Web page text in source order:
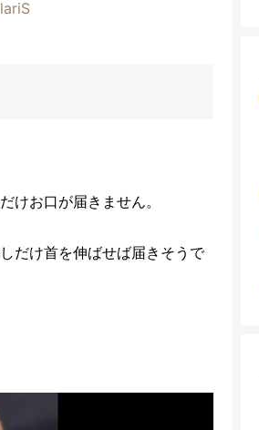
けお口が届きません。
だけ首を伸ばせば届きそうで